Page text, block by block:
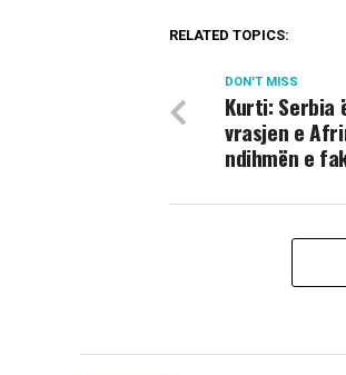
RELATED TOPICS:
DON'T MISS
Kurti: Serbia
vrasjen e
ndihmën e